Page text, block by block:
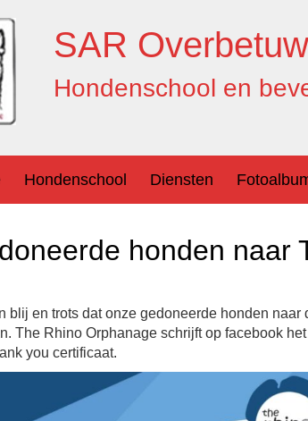
SAR
Hondenschool en
Hondenschool Diensten
honden naar
blij en trots dat onze gedoneerde honden
The Rhino Orphanage schrijft op facebook
you certificaat.